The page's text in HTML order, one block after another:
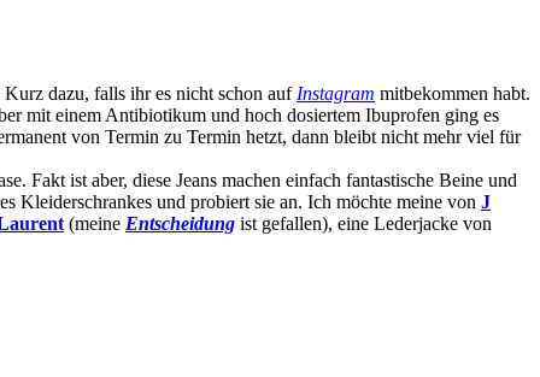
dazu, falls ihr es nicht schon auf Instagram mitbekommen habt.
mit einem Antibiotikum und hoch dosiertem Ibuprofen ging es
von Termin zu Termin hetzt, dann bleibt nicht mehr viel für
Fakt ist aber, diese Jeans machen einfach fantastische Beine und
Kleiderschrankes und probiert sie an. Ich möchte meine von J
(meine Entscheidung ist gefallen), eine Lederjacke von